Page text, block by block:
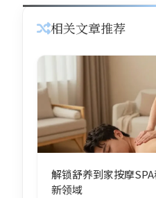
相关文章推荐
解锁舒养到家按摩
新领域